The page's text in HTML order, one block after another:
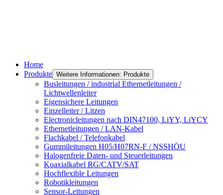
Home
Produkte Weitere Informationen: Produkte
Busleitungen / industrial Ethernetleitungen /
Lichtwellenleiter
Eigensichere Leitungen
Einzelleiter / Litzen
Electronicleitungen nach DIN47100, LiYY, LiYCY
Ethernetleitungen / LAN-Kabel
Flachkabel / Telefonkabel
Gummileitungen H05/H07RN-F / NSSHÖU
Halogenfreie Daten- und Steuerleitungen
Koaxialkabel RG/CATV/SAT
Hochflexible Leitungen
Robotikleitungen
Sensor-Leitungen